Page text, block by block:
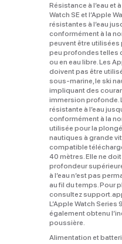
Résistance à l’eau et
Watch SE et l’Apple
résistantes à l’eau
conformément à la
peuvent être utilisées
peu profondes telles
ou en eau libre. Les
doivent pas être
sous‑marine, le ski
impliquant des
immersion profonde.
résistante à l’eau
conformément à la
utilisée pour la
nautiques à grande
compatible
40 mètres. Elle ne
profondeur
à l’eau n’est pas
au fil du temps. Pour
consultez
L’Apple Watch Series
également obtenu
poussière.
Alimentation et